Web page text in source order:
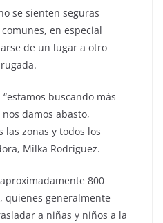
se sienten seguras
en especial
de un lugar a otro
buscando más
damos abasto,
las zonas y todos los
Milka Rodríguez.
800
quienes generalmente
a niñas y niños a la